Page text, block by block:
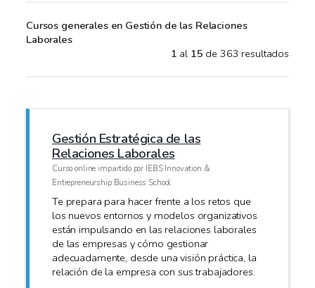
Cursos generales en Gestión de las Relaciones
Laborales
1 al 15 de 363 resultados
Gestión Estratégica de las
Relaciones Laborales
Curso online impartido por IEBS Innovation &
Entrepreneurship Business School
Te prepara para hacer frente a los retos que
los nuevos entornos y modelos organizativos
están impulsando en las relaciones laborales
de las empresas y cómo gestionar
adecuadamente, desde una visión práctica, la
relación de la empresa con sus trabajadores.